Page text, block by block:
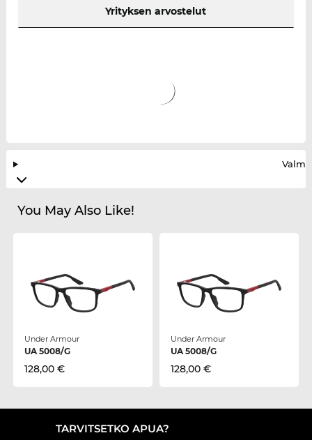
Yrityksen arvostelut
You May Also Like!
Under Armour
UA 5008/G
128,00 €
Under Armour
UA 5008/G
128,00 €
TARVITSETKO APUA?